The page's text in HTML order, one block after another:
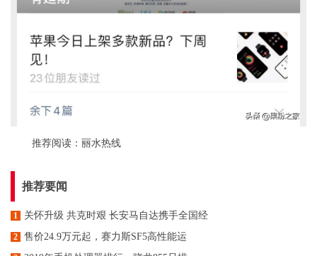
推荐阅读： 丽水热线
推荐要闻
1 关怀升级 共克时艰 长安马自达携手全国经
2 售价24.9万元起，赛力斯SF5高性能运